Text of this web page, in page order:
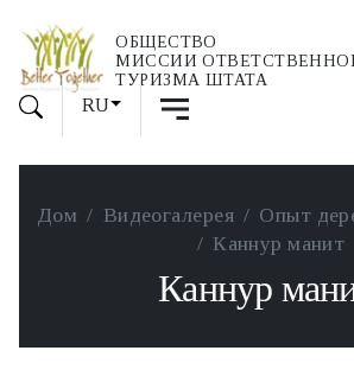
ОБЩЕСТВО
МИССИИ
ТУРИЗМА ШТАТА
RU
Дом Видеогалерея
Опыт
Каннур манит
Каннур